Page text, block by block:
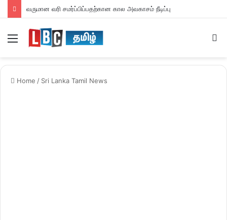
வருமான வரி சமர்ப்பிப்பதற்கான கால அவகாசம் நீடிப்பு
Home / Sri Lanka Tamil News